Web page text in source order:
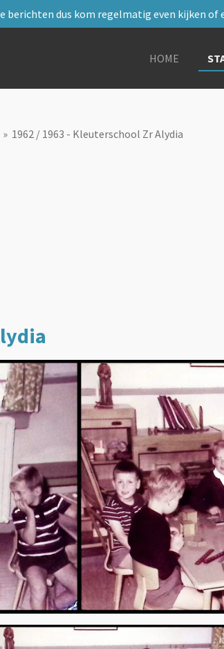
berichten dus kom regelmatig even kijken of
HOME
» 1962 / 1963 - Kleuterschool Zr Alydia